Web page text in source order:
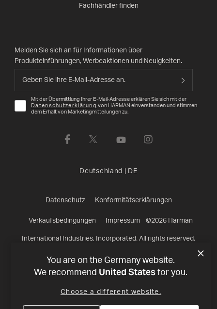
Fachhändler finden
Melden Sie sich an für Informationen über
Produkteinführungen, Werbeaktionen und Neuigkeiten.
Mit der Übermittlung Ihrer E-Mail-Adresse erklären Sie sich mit der
Datenschutzerklärung von HARMAN einverstanden und stimmen
dem Erhalt von Marketingmitteilungen zu.
Deutschland DE
Datenschutz Konformitätserklärungen
Verkaufsbedingungen Impressum ©2026Harman
International Industries, Incorporated. All rights reserved.
You are on the Germany website.
We recommend United States for you.
Choose a different website.